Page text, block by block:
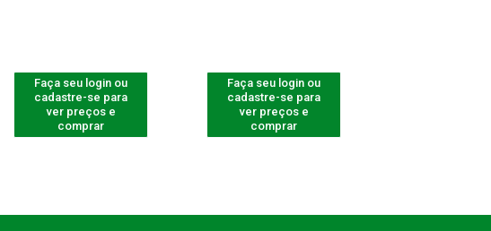
Faça seu login ou
cadastre-se para
ver preços e
comprar
Faça seu login ou
cadastre-se para
ver preços e
comprar